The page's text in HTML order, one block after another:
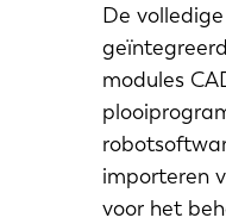
De
modules
importeren
voor het